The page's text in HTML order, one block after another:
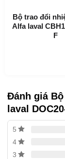
chuyên dụng là
kết nối chắc
Lợi ích
Kích thước
Bộ trao đổi
Alfa laval
F
Đánh giá
laval
5
4
3